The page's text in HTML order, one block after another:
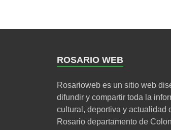
ROSARIO WEB
Rosarioweb es un sitio web
difundir y compartir toda la
cultural, deportiva y actualidad
Rosario departamento de